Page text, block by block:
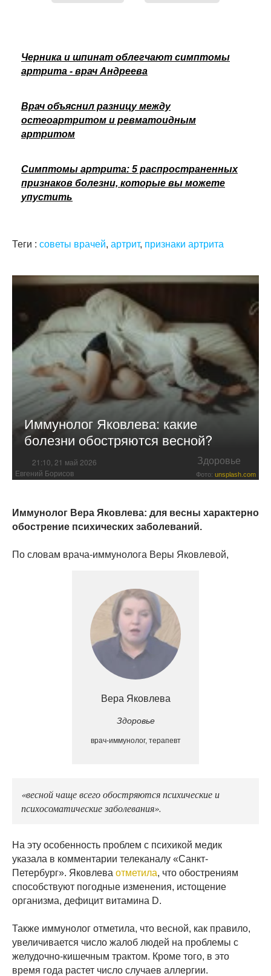
Черника и шпинат облегчают симптомы
артрита - врач Андреева
Врач объяснил разницу между
остеоартритом и ревматоидным
артритом
Симптомы артрита: 5 распространенных
признаков болезни, которые вы можете
упустить
Теги : советы врачей, артрит, признаки артрита
Иммунолог Яковлева: какие
болезни обостряются весной?
21:10, 21 май 2026 Здоровье
Евгений Борисов Фото: unsplash.com
Иммунолог Вера Яковлева: для весны характерно
обострение психических заболеваний.
По словам врача-иммунолога Веры Яковлевой,
Вера Яковлева
Здоровье
врач-иммунолог, терапевт
«весной чаще всего обостряются психические и
психосоматические заболевания».
На эту особенность проблем с психикой медик
указала в комментарии телеканалу «Санкт-
Петербург». Яковлева отметила, что обострениям
способствуют погодные изменения, истощение
организма, дефицит витамина D.
Также иммунолог отметила, что весной, как правило,
увеличивается число жалоб людей на проблемы с
желудочно-кишечным трактом. Кроме того, в это
время года растет число случаев аллергии.